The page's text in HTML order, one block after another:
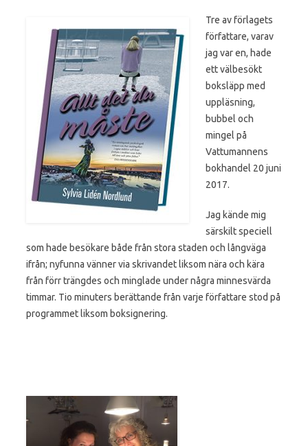
Tre av förlagets
författare, varav
jag var en, hade
ett välbesökt
boksläpp med
uppläsning,
bubbel och
mingel på
Vattumannens
bokhandel 20 juni
2017.
Jag kände mig
särskilt speciell
som hade besökare både från stora staden och långväga
ifrån; nyfunna vänner via skrivandet liksom nära och kära
från förr trängdes och minglade under några minnesvärda
timmar. Tio minuters berättande från varje författare stod på
programmet liksom boksignering.